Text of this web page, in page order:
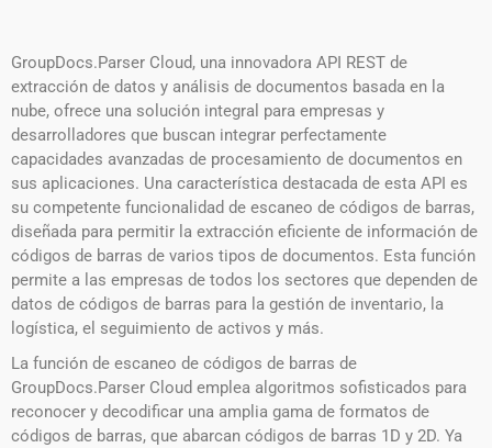
GroupDocs.Parser Cloud, una innovadora API REST de
extracción de datos y análisis de documentos basada en la
nube, ofrece una solución integral para empresas y
desarrolladores que buscan integrar perfectamente
capacidades avanzadas de procesamiento de documentos en
sus aplicaciones. Una característica destacada de esta API es
su competente funcionalidad de escaneo de códigos de barras,
diseñada para permitir la extracción eficiente de información de
códigos de barras de varios tipos de documentos. Esta función
permite a las empresas de todos los sectores que dependen de
datos de códigos de barras para la gestión de inventario, la
logística, el seguimiento de activos y más.
La función de escaneo de códigos de barras de
GroupDocs.Parser Cloud emplea algoritmos sofisticados para
reconocer y decodificar una amplia gama de formatos de
códigos de barras, que abarcan códigos de barras 1D y 2D. Ya